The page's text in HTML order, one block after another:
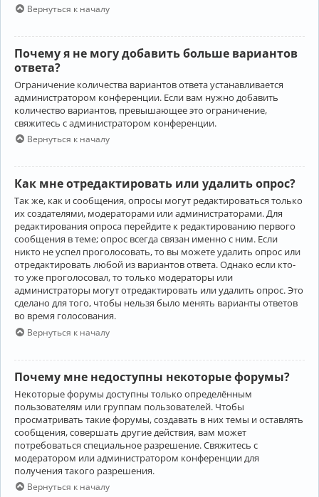
Вернуться к началу
Почему я не могу добавить больше вариантов
ответа?
Ограничение количества вариантов ответа устанавливается
администратором конференции. Если вам нужно добавить
количество вариантов, превышающее это ограничение,
свяжитесь с администратором конференции.
Вернуться к началу
Как мне отредактировать или удалить опрос?
Так же, как и сообщения, опросы могут редактироваться только
их создателями, модераторами или администраторами. Для
редактирования опроса перейдите к редактированию первого
сообщения в теме; опрос всегда связан именно с ним. Если
никто не успел проголосовать, то вы можете удалить опрос или
отредактировать любой из вариантов ответа. Однако если кто-
то уже проголосовал, то только модераторы или
администраторы могут отредактировать или удалить опрос. Это
сделано для того, чтобы нельзя было менять варианты ответов
во время голосования.
Вернуться к началу
Почему мне недоступны некоторые форумы?
Некоторые форумы доступны только определённым
пользователям или группам пользователей. Чтобы
просматривать такие форумы, создавать в них темы и оставлять
сообщения, совершать другие действия, вам может
потребоваться специальное разрешение. Свяжитесь с
модератором или администратором конференции для
получения такого разрешения.
Вернуться к началу